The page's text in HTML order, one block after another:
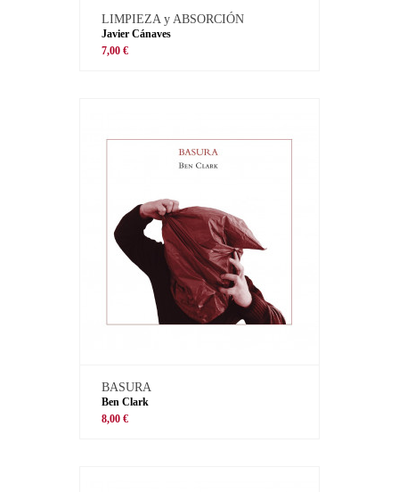
LIMPIEZA y ABSORCIÓN
Javier Cánaves
7,00 €
BASURA
Ben Clark
8,00 €